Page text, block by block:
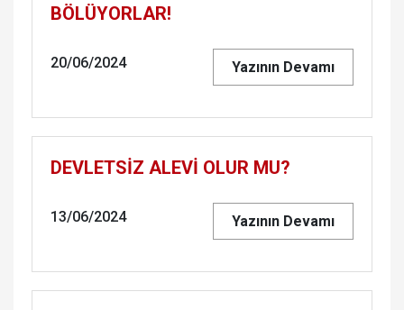
BÖLÜYORLAR!
20/06/2024 Yazının Devamı
DEVLETSİZ ALEVİ OLUR MU?
13/06/2024 Yazının Devamı